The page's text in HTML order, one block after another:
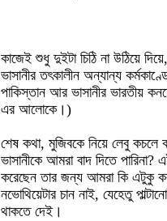
কাজেই শুধু দুইটা চিঠি না উঠিয়ে
ভাসানীর তৎকালীন অন্যান্য
পাকিস্তান আর ভাসানীর ভারতীয়
এর আলোকে।)
শেষ কথা, মুজিবকে নিয়ে লেবু কচলে
ভাসানীকে আমরা বাদ দিতে
করেছেন তার জন্য আমরা কি এটুকু
নভোথিয়েটার চান নাই, যেহেতু
থাকতে দেই।